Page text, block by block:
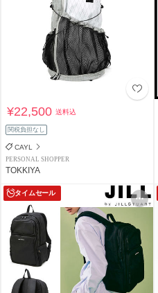
¥22,500送料込
関税負担なし
CAYL
PERSONAL SHOPPER
TOKKIYA
タイムセール